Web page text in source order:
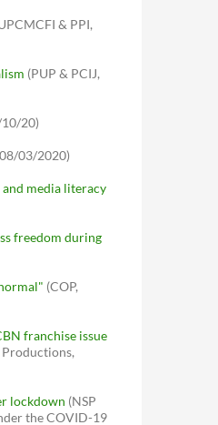
& PPI,
(PUP & PCIJ,
10/20)
03/2020)
media literacy
freedom during
(COP,
franchise issue
lockdown (NSP
the COVID-19